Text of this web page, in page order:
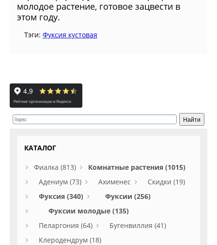
молодое растение, готовое зацвести в
этом году.
Тэги: Фуксия кустовая
КАТАЛОГ
Фиалка (813)
Комнатные растения (1015)
Адениум (73)
Ахименес
Скидки (19)
Фуксия (340)
Фуксии (256)
Фуксии молодые (135)
Пеларгония (64)
Бугенвиллия (41)
Клеродендрум (18)